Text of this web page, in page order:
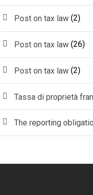
Post on tax law (2)
Post on tax law (26)
Post on tax law (2)
Tassa di proprietà
The reporting